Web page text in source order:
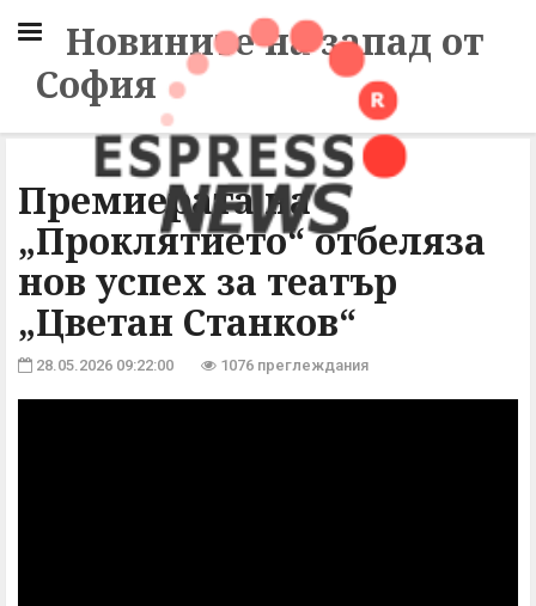
Новините на запад от
София
Премиерата на
„Проклятието“ отбеляза
нов успех за театър
„Цветан Станков“
28.05.2026 09:22:00 1076 преглеждания